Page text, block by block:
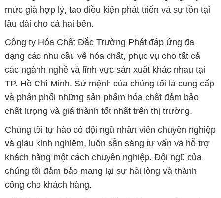
mức giá hợp lý, tạo điều kiện phát triển và sự tồn tại
lâu dài cho cả hai bên.
Công ty Hóa Chất Đắc Trường Phát đáp ứng đa
dạng các nhu cầu về hóa chất, phục vụ cho tất cả
các ngành nghề và lĩnh vực sản xuất khác nhau tại
TP. Hồ Chí Minh. Sứ mệnh của chúng tôi là cung cấp
và phân phối những sản phẩm hóa chất đảm bảo
chất lượng và giá thành tốt nhất trên thị trường.
Chúng tôi tự hào có đội ngũ nhân viên chuyên nghiệp
và giàu kinh nghiệm, luôn sẵn sàng tư vấn và hỗ trợ
khách hàng một cách chuyên nghiệp. Đội ngũ của
chúng tôi đảm bảo mang lại sự hài lòng và thành
công cho khách hàng.